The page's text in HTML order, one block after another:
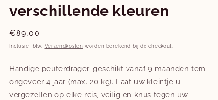
verschillende kleuren
Normale
prijs
€89,00
Inclusief btw. Verzendkosten worden berekend bij de checkout.
Handige peuterdrager, geschikt vanaf 9 maanden tem
ongeveer 4 jaar (max. 20 kg). Laat uw kleintje u
vergezellen op elke reis, veilig en knus tegen uw